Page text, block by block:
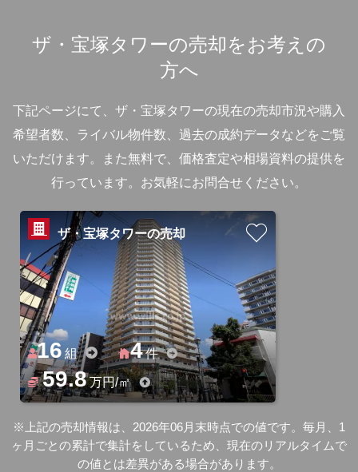
ザ・宝塚タワーの売却をお考えの
方へ
下記ページにて、ザ・宝塚タワーの現在の売却市況や購入
希望者数、ライバル物件数、過去の成約データなどをご覧
いただけます。
また無料で、価格査定や相場資料の提供を
行っています。お気軽にお問合せください。
ザ・宝塚タワーの売却
16組 4件
59.8万円/㎡
※上記の売却情報は、2026年06月末時点での値です。毎月、1
ヶ月ごとの累計で集計をしているため、現在のリアルタイムで
の値とは差異がある場合があります。